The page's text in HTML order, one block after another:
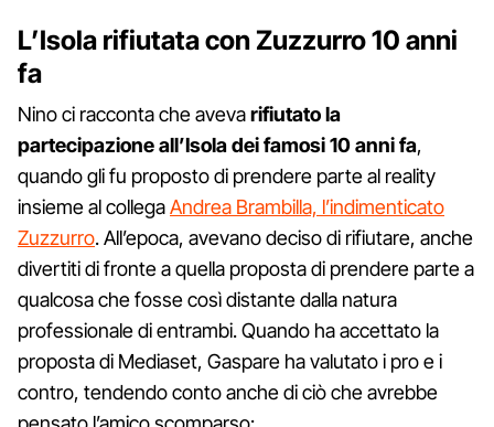
L’Isola rifiutata con Zuzzurro 10 anni
fa
Nino ci racconta che avevarifiutato la
partecipazione all’Isola dei famosi 10 anni fa,
quando gli fu proposto di prendere parte al reality
insieme al collegaAndrea Brambilla, l’indimenticato
Zuzzurro. All’epoca, avevano deciso di rifiutare, anche
divertiti di fronte a quella proposta di prendere parte a
qualcosa che fosse così distante dalla natura
professionale di entrambi. Quando ha accettato la
proposta di Mediaset, Gaspare ha valutato i pro e i
contro, tendendo conto anche di ciò che avrebbe